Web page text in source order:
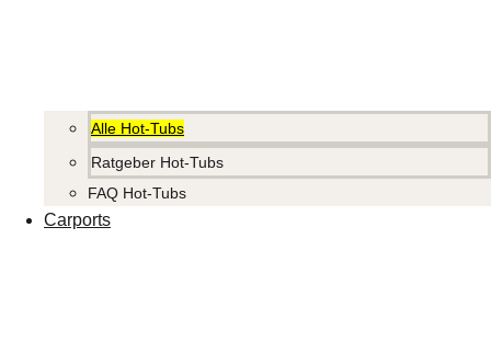
Alle Hot-Tubs
Ratgeber Hot-Tubs
FAQ Hot-Tubs
Carports